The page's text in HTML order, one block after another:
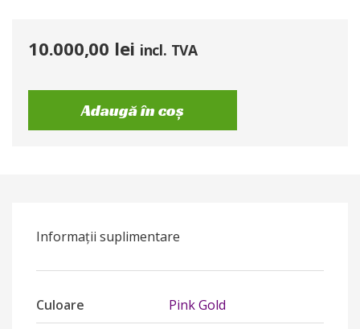
10.000,00 lei incl. TVA
Adaugă în coș
Informații suplimentare
Culoare Pink Gold